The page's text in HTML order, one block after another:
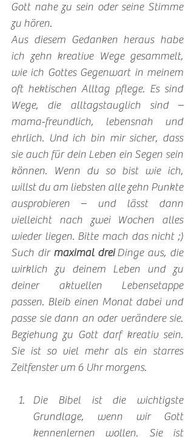
Gott nahe zu sein oder seine Stimme
zu hören.
Aus diesem Gedanken heraus habe
ich zehn kreative Wege gesammelt,
wie ich Gottes Gegenwart in meinem
oft hektischen Alltag pflege. Es sind
Wege, die alltagstauglich sind –
mama-freundlich, lebensnah und
ehrlich. Und ich bin mir sicher, dass
sie auch für dein Leben ein Segen sein
können. Wenn du so bist wie ich,
willst du am liebsten alle zehn Punkte
ausprobieren – und lässt dann
vielleicht nach zwei Wochen alles
wieder liegen. Bitte mach das nicht ;)
Such dir maximal drei Dinge aus, die
wirklich zu deinem Leben und zu
deiner aktuellen Lebensetappe
passen. Bleib einen Monat dabei und
passe sie dann an oder verändere sie.
Beziehung zu Gott darf kreativ sein.
Sie ist so viel mehr als ein starres
Zeitfenster um 6 Uhr morgens.
Die Bibel ist die wichtigste
Grundlage, wenn wir Gott
kennenlernen wollen. Sie ist